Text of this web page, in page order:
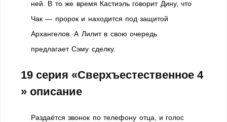
ней. В то же время Кастиэль говорит Дину, что
Чак — пророк и находится под защитой
Архангелов. А Лилит в свою очередь
предлагает Сэму сделку.
19 серия «Сверхъестественное 4
» описание
Раздаётся звонок по телефону отца, и голос